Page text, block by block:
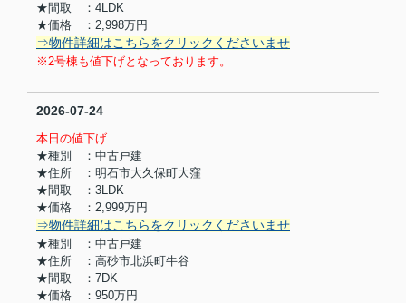
★間取 ：4LDK
★価格 ：2,998万円
⇒物件詳細はこちらをクリックくださいませ
※2号棟も値下げとなっております。
2026-07-24
本日の値下げ
★種別 ：中古戸建
★住所 ：明石市大久保町大窪
★間取 ：3LDK
★価格 ：2,999万円
⇒物件詳細はこちらをクリックくださいませ
★種別 ：中古戸建
★住所 ：高砂市北浜町牛谷
★間取 ：7DK
★価格 ：950万円